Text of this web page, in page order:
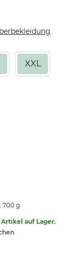
XXL
700 g
Artikel auf Lager.